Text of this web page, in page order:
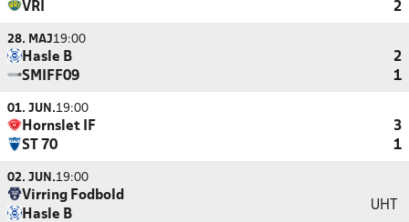
VRI
2
28. MAJ19:00
Hasle B
2
SMIFF09
1
01. JUN.19:00
Hornslet IF
3
ST 70
1
02. JUN.19:00
Virring Fodbold
Hasle B
UHT